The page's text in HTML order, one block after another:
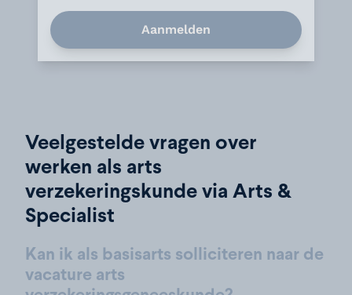
Aanmelden
Veelgestelde vragen over
werken als arts
verzekeringskunde via Arts &
Specialist
Kan ik als basisarts solliciteren naar de
vacature arts